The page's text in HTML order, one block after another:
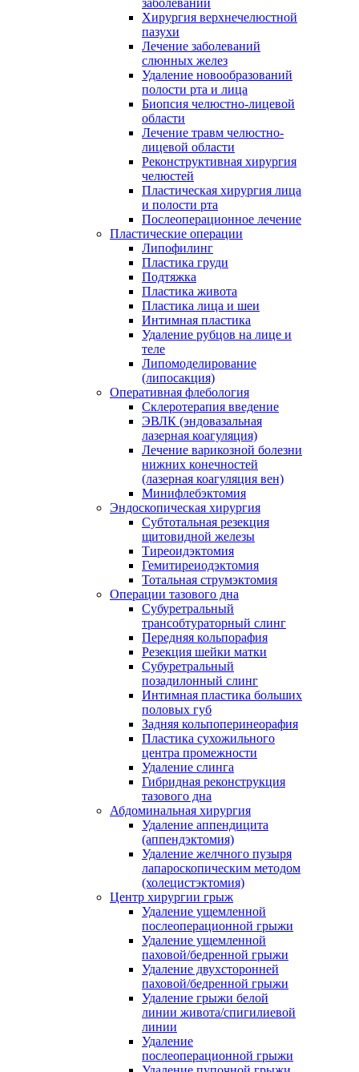
заболеваний
Хирургия верхнечелюстной
пазухи
Лечение заболеваний
слюнных желез
Удаление новообразований
полости рта и лица
Биопсия челюстно-лицевой
области
Лечение травм челюстно-
лицевой области
Реконструктивная хирургия
челюстей
Пластическая хирургия лица
и полости рта
Послеоперационное лечение
Пластические операции
Липофилинг
Пластика груди
Подтяжка
Пластика живота
Пластика лица и шеи
Интимная пластика
Удаление рубцов на лице и
теле
Липомоделирование
(липосакция)
Оперативная флебология
Склеротерапия введение
ЭВЛК (эндовазальная
лазерная коагуляция)
Лечение варикозной болезни
нижних конечностей
(лазерная коагуляция вен)
Минифлебэктомия
Эндоскопическая хирургия
Субтотальная резекция
щитовидной железы
Тиреоидэктомия
Гемитиреиодэктомия
Тотальная струмэктомия
Операции тазового дна
Субуретральный
трансобтураторный слинг
Передняя кольпорафия
Резекция шейки матки
Субуретральный
позадилонный слинг
Интимная пластика больших
половых губ
Задняя кольпоперинеорафия
Пластика сухожильного
центра промежности
Удаление слинга
Гибридная реконструкция
тазового дна
Абдоминальная хирургия
Удаление аппендицита
(аппендэктомия)
Удаление желчного пузыря
лапароскопическим методом
(холецистэктомия)
Центр хирургии грыж
Удаление ущемленной
послеоперационной грыжи
Удаление ущемленной
паховой/бедренной грыжи
Удаление двухсторонней
паховой/бедренной грыжи
Удаление грыжи белой
линии живота/спигилиевой
линии
Удаление
послеоперационной грыжи